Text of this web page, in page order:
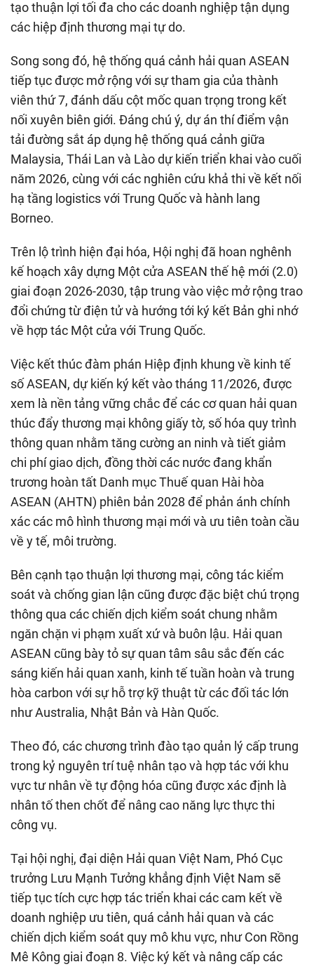
tạo thuận lợi tối đa cho các doanh nghiệp tận dụng
các hiệp định thương mại tự do.
Song song đó, hệ thống quá cảnh hải quan ASEAN
tiếp tục được mở rộng với sự tham gia của thành
viên thứ 7, đánh dấu cột mốc quan trọng trong kết
nối xuyên biên giới. Đáng chú ý, dự án thí điểm vận
tải đường sắt áp dụng hệ thống quá cảnh giữa
Malaysia, Thái Lan và Lào dự kiến triển khai vào cuối
năm 2026, cùng với các nghiên cứu khả thi về kết nối
hạ tầng logistics với Trung Quốc và hành lang
Borneo.
Trên lộ trình hiện đại hóa, Hội nghị đã hoan nghênh
kế hoạch xây dựng Một cửa ASEAN thế hệ mới (2.0)
giai đoạn 2026-2030, tập trung vào việc mở rộng trao
đổi chứng từ điện tử và hướng tới ký kết Bản ghi nhớ
về hợp tác Một cửa với Trung Quốc.
Việc kết thúc đàm phán Hiệp định khung về kinh tế
số ASEAN, dự kiến ký kết vào tháng 11/2026, được
xem là nền tảng vững chắc để các cơ quan hải quan
thúc đẩy thương mại không giấy tờ, số hóa quy trình
thông quan nhằm tăng cường an ninh và tiết giảm
chi phí giao dịch, đồng thời các nước đang khẩn
trương hoàn tất Danh mục Thuế quan Hài hòa
ASEAN (AHTN) phiên bản 2028 để phản ánh chính
xác các mô hình thương mại mới và ưu tiên toàn cầu
về y tế, môi trường.
Bên cạnh tạo thuận lợi thương mại, công tác kiểm
soát và chống gian lận cũng được đặc biệt chú trọng
thông qua các chiến dịch kiểm soát chung nhằm
ngăn chặn vi phạm xuất xứ và buôn lậu. Hải quan
ASEAN cũng bày tỏ sự quan tâm sâu sắc đến các
sáng kiến hải quan xanh, kinh tế tuần hoàn và trung
hòa carbon với sự hỗ trợ kỹ thuật từ các đối tác lớn
như Australia, Nhật Bản và Hàn Quốc.
Theo đó, các chương trình đào tạo quản lý cấp trung
trong kỷ nguyên trí tuệ nhân tạo và hợp tác với khu
vực tư nhân về tự động hóa cũng được xác định là
nhân tố then chốt để nâng cao năng lực thực thi
công vụ.
Tại hội nghị, đại diện Hải quan Việt Nam, Phó Cục
trưởng Lưu Mạnh Tưởng khẳng định Việt Nam sẽ
tiếp tục tích cực hợp tác triển khai các cam kết về
doanh nghiệp ưu tiên, quá cảnh hải quan và các
chiến dịch kiểm soát quy mô khu vực, như Con Rồng
Mê Kông giai đoạn 8. Việc ký kết và nâng cấp các